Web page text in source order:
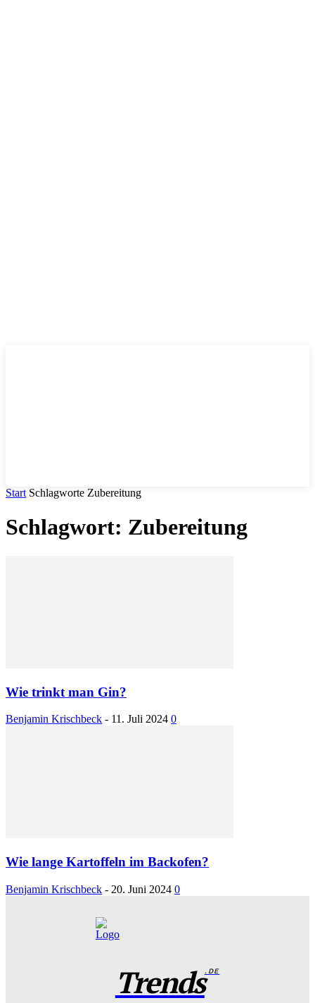
Start Schlagworte Zubereitung
Schlagwort: Zubereitung
Wie trinkt man Gin?
Benjamin Krischbeck - 11. Juli 2024 0
Wie lange Kartoffeln im Backofen?
Benjamin Krischbeck - 20. Juni 2024 0
Trends.DE